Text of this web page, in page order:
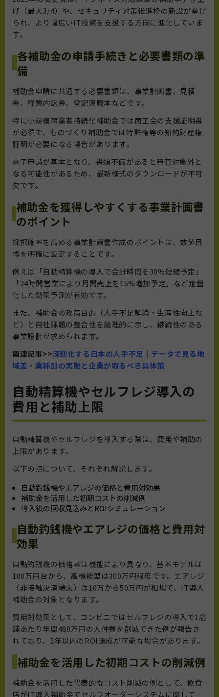
げ（最大3/4）や、セキュリティ対策推進枠の新設が挙げ
られ、より幅広いIT投資を支援する方向に進化していま
す。
各補助金の申請手続きと必要書類の準
備
補助金申請に共通する必要書類は、事業計画書、見積
書、経費内訳書、登記簿謄本などです。
特に小規模事業者持続化補助金では商工会の支援証明書
が必須で、ものづくり補助金では特許権等の知的財産権
証明が必要になる場合があります。
電子申請が基本となり、書類不備があると審査対象外と
なる可能性があるため、最新様式のダウンロードが不可
欠です。
補助金を獲得しやすくする事業計画書
のポイント
採択確率を高める事業計画書作成のポイントは、数値目
標を明確に設定することです。
例えば「自動精算機の導入で会計時間を30%短縮予定」
「24時間営業により月間売上を15%増加予定」など定量
化した効果予測が有効です。
また、補助金の政策目的（人手不足解消・生産性向上な
ど）と自社課題の整合性を論理的に示し、継続性のある
事業設計が求められます。
関連記事>>深刻化する日本の人手不足｜データで見る地
域差・業種別の実態と企業が取るべき具体策
自動精算機やセルフレジ導入の
費用と補助上限
自動精算機やセルフレジを導入する際は、費用や補助の
上限があります。
以下の点について、それぞれ解説します。
自動釣銭機やエアレジの価格と費用対効果
補助金を活用した初期コストの削減例
導入後の回収見込みとROIシミュレーション
自動釣銭機やエアレジの価格と費用対
効果
自動釣銭機の価格帯は機能により異なり、基本モデルは
100万円台から、高機能型は300万円程度です。エアレジ
（非接触決済端末）は10万から50万円が相場で、IT導入
補助金の対象となります。
費用対効果として、コンビニではセルフレジの導入で1店
舗あたり年間480万円の人件費を削減できた例が報告さ
れており、2年以内のROI達成が可能な場合があります。
補助金を活用した初期コストの削減例
補助金を活用した代表的なコスト削減の例として、飲食
店がIT導入補助金でセルフオーダーシステムに関して